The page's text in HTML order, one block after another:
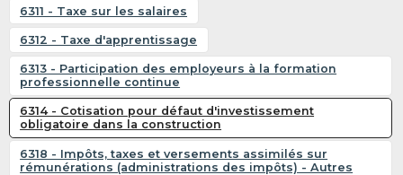
6311 - Taxe sur les salaires
6312 - Taxe d'apprentissage
6313 - Participation des employeurs à la formation
professionnelle continue
6314 - Cotisation pour défaut d'investissement
obligatoire dans la construction
6318 - Impôts, taxes et versements assimilés sur
rémunérations (administrations des impôts) - Autres